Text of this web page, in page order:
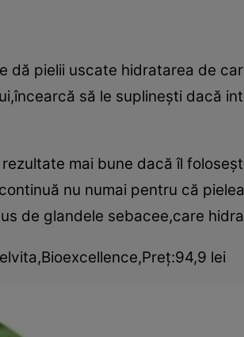
pielii uscate hidratarea de
să le suplineşti dacă
mai bune dacă îl
nu numai pentru că
de glandele sebacee,care
lei